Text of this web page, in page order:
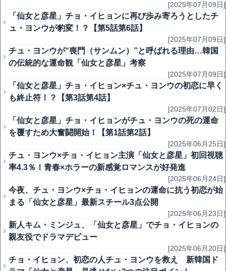
[2025年07月09日]
「仙女と彦星」チョ・イヒョンに再び歩み寄ろうとしたチ
ュ・ヨンウが豹変！？【第5話第6話】
[2025年07月09日]
チュ・ヨンウが“喪門（サンムン）”と呼ばれる理由…韓国
の伝統的な運命観「仙女と彦星」考察
[2025年07月09日]
「仙女と彦星」チョ・イヒョン×チュ・ヨンウの初恋に早く
も終止符！？【第3話第4話】
[2025年07月02日]
「仙女と彦星」チョ・イヒョンがチュ・ヨンウの死の運命
を覆すため大奮闘開始！【第1話第2話】
[2025年06月25日]
チュ・ヨンウ×チョ・イヒョン主演「仙女と彦星」初回視聴
率4.3％！青春×ホラーの新感覚ロマンスが好発進
[2025年06月24日]
今夜、チュ・ヨンウ×チョ・イヒョンの運命に抗う初恋が始
まる「仙女と彦星」最新スチール3点公開
[2025年06月23日]
新人キム・ミンジュ、「仙女と彦星」でチョ・イヒョンの
親友役でドラマデビュー
[2025年06月20日]
チョ・イヒョン、初恋の人チュ・ヨンウを救え 新韓国ド